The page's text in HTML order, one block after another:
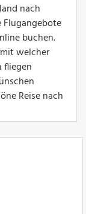
nach
Flugangebote
buchen.
welcher
fliegen
Reise nach